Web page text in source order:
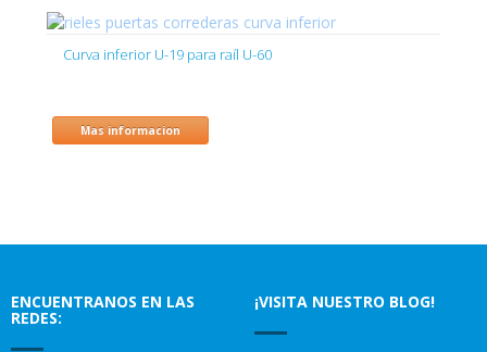
Curva inferior U-19 para raíl U-60
Mas informacion
ENCUENTRANOS EN LAS
REDES:
¡VISITA NUESTRO BLOG!